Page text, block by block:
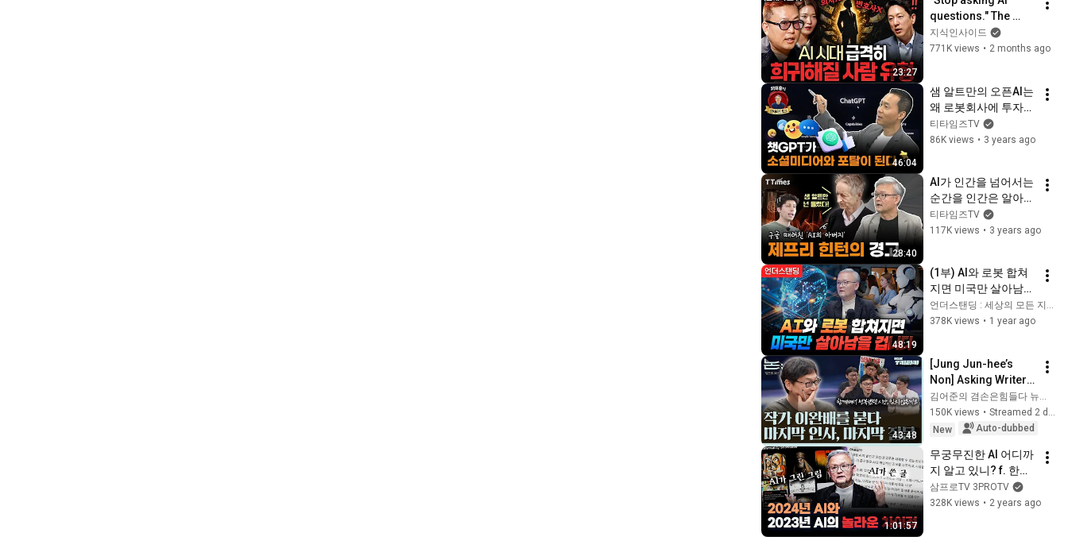
23:27
questions." The
employees most
likely to disappear
지식인사이드
771K views • 2 months ago
46:04
샘 알트만의 오픈AI는
왜 로봇회사에 투자했
을까? (김지현 부사장
& 최재홍 교수)
티타임즈TV
86K views • 3 years ago
28:40
AI가 인간을 넘어서는
순간을 인간은 알아차
릴 수 없다! 그러면?
"막아야지" (박태웅 한
티타임즈TV
117K views • 3 years ago
48:19
(1부) AI와 로봇 합쳐
지면 미국만 살아남을
겁니다 (한빛미디어
박태웅 의장)
언더스탠딩 : 세상의 모든 지식
378K views • 1 year ago
43:48
[Jung Jun-hee’s
Non] Asking Writer
Lee Wan-bae: Final
Farewell, Final
Question | Writer
150K views •
New
Auto-dubbed
1:01:57
무궁무진한 AI 어디까
지 알고 있니? f. 한빛
미디어 박태웅 의장
[심층 인터뷰]
삼프로TV 3PROTV
328K views • 2 years ago